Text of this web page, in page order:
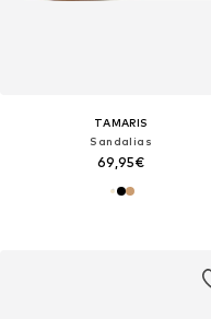
TAMARIS
Sandalias
69,95€